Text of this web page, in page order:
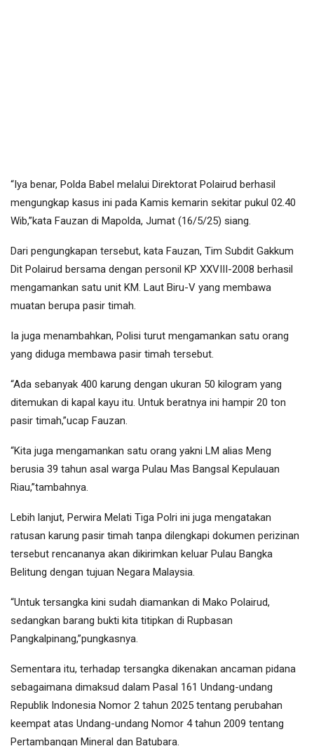
“Iya benar, Polda Babel melalui Direktorat Polairud berhasil
mengungkap kasus ini pada Kamis kemarin sekitar pukul 02.40
Wib,”kata Fauzan di Mapolda, Jumat (16/5/25) siang.
Dari pengungkapan tersebut, kata Fauzan, Tim Subdit Gakkum
Dit Polairud bersama dengan personil KP XXVIII-2008 berhasil
mengamankan satu unit KM. Laut Biru-V yang membawa
muatan berupa pasir timah.
Ia juga menambahkan, Polisi turut mengamankan satu orang
yang diduga membawa pasir timah tersebut.
“Ada sebanyak 400 karung dengan ukuran 50 kilogram yang
ditemukan di kapal kayu itu. Untuk beratnya ini hampir 20 ton
pasir timah,”ucap Fauzan.
“Kita juga mengamankan satu orang yakni LM alias Meng
berusia 39 tahun asal warga Pulau Mas Bangsal Kepulauan
Riau,”tambahnya.
Lebih lanjut, Perwira Melati Tiga Polri ini juga mengatakan
ratusan karung pasir timah tanpa dilengkapi dokumen perizinan
tersebut rencananya akan dikirimkan keluar Pulau Bangka
Belitung dengan tujuan Negara Malaysia.
“Untuk tersangka kini sudah diamankan di Mako Polairud,
sedangkan barang bukti kita titipkan di Rupbasan
Pangkalpinang,”pungkasnya.
Sementara itu, terhadap tersangka dikenakan ancaman pidana
sebagaimana dimaksud dalam Pasal 161 Undang-undang
Republik Indonesia Nomor 2 tahun 2025 tentang perubahan
keempat atas Undang-undang Nomor 4 tahun 2009 tentang
Pertambangan Mineral dan Batubara.